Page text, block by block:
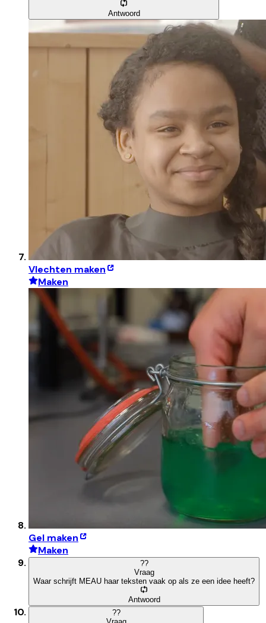
Antwoord
Vlechten maken
Maken
Gel maken
Maken
??
Vraag
Waar schrijft MEAU haar teksten vaak op als ze een idee heeft?
Antwoord
??